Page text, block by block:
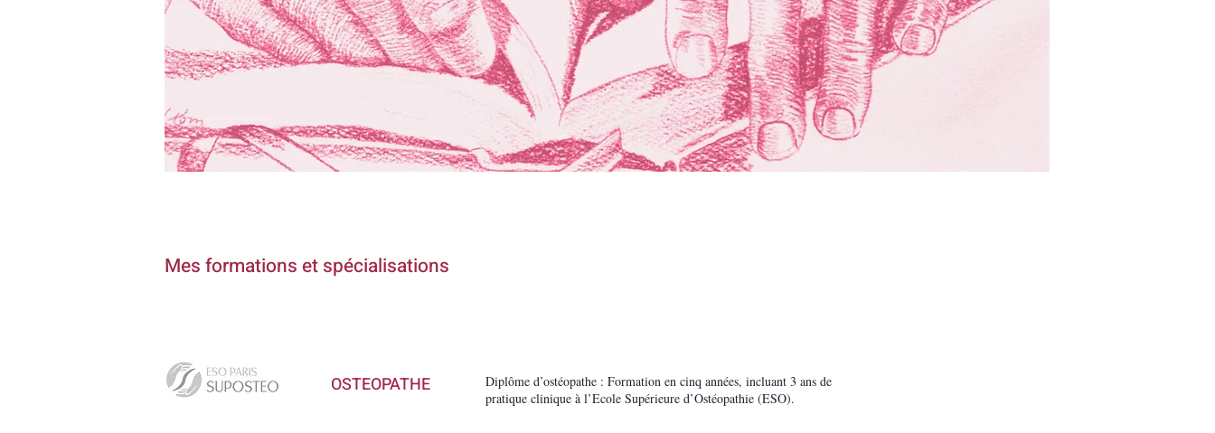
Mes formations et spécialisations
OSTEOPATHE
Diplôme d’ostéopathe : Formation en cinq années, incluant 3 ans de
pratique clinique à l’Ecole Supérieure d’Ostéopathie (ESO).